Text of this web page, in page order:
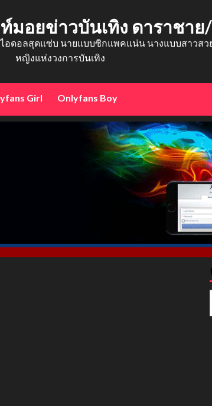
ท์มอยข่าวบันเทิง ดาราชา
อดอลสุดแซ่บ นายแบบซิกแพคแน่น นางแบบสาวสว
หญิงแห่งวงการบันเทิง
Girl Onlyfans Boy